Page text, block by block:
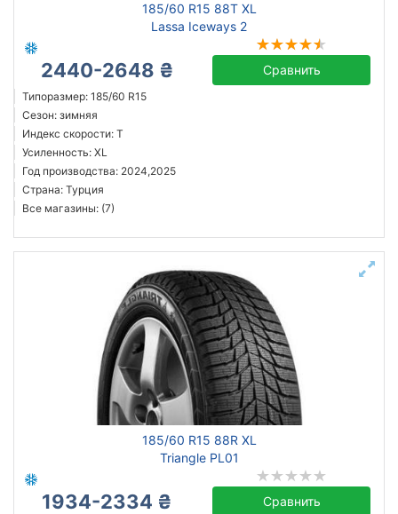
185/60 R15 88T XL
Lassa Iceways 2
2440-2648 ₴ Сравнить
Типоразмер: 185/60 R15
Сезон: зимняя
Индекс скорости: T
Усиленность: XL
Год производства: 2024,2025
Страна: Турция
Все магазины: (7)
185/60 R15 88R XL
Triangle PL01
1934-2334 ₴ Сравнить
Triangle
Hankook
Sailun
Goodyear
Bridgestone
Pirelli
Все бренды
Год производства
Страна производства
Подобрать